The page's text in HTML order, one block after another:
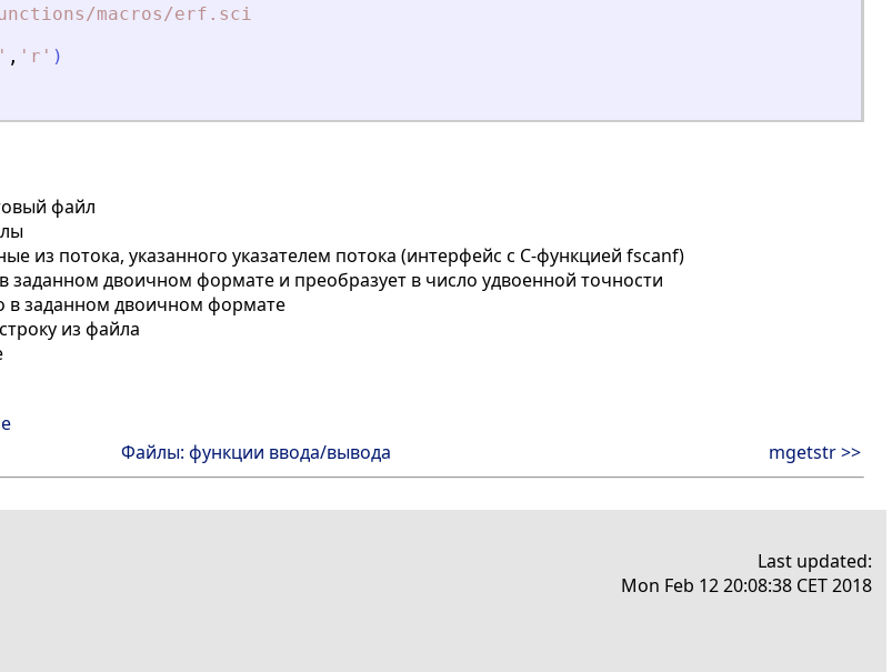
/macros/erf.sci
' , ' r ' )
файл
из потока, указанного указателем потока (интерфейс с C-функцией fscanf)
заданном двоичном формате и преобразует в число удвоенной точности
в заданном двоичном формате
из файла
Файлы: функции ввода/вывода mgetstr >>
Last updated:
Mon Feb 12 20:08:38 CET 2018